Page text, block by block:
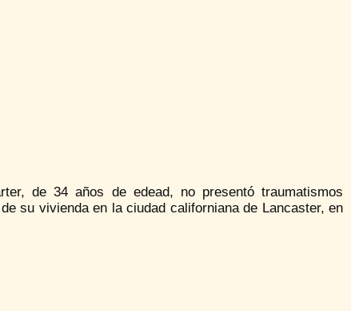
de 34 años de edead, no presentó traumatismos
su vivienda en la ciudad californiana de Lancaster, en